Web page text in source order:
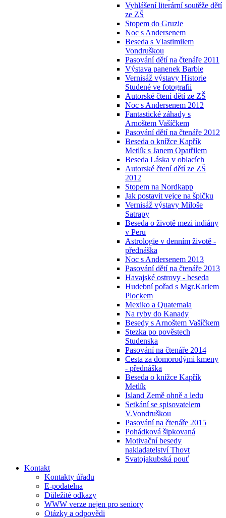
Vyhlášení literární soutěže dětí
ze ZŠ
Stopem do Gruzie
Noc s Andersenem
Beseda s Vlastimilem
Vondruškou
Pasování dětí na čtenáře 2011
Výstava panenek Barbie
Vernisáž výstavy Historie
Studené ve fotografii
Autorské čtení dětí ze ZŠ
Noc s Andersenem 2012
Fantastické záhady s
Arnoštem Vašíčkem
Pasování dětí na čtenáře 2012
Beseda o knížce Kapřík
Metlík s Janem Opatřilem
Beseda Láska v oblacích
Autorské čtení dětí ze ZŠ
2012
Stopem na Nordkapp
Jak postavit vejce na špičku
Vernisáž výstavy Miloše
Satrapy
Beseda o životě mezi indiány
v Peru
Astrologie v denním životě -
přednáška
Noc s Andersenem 2013
Pasování dětí na čtenáře 2013
Havajské ostrovy - beseda
Hudební pořad s Mgr.Karlem
Plockem
Mexiko a Quatemala
Na ryby do Kanady
Besedy s Arnoštem Vašíčkem
Stezka po pověstech
Studenska
Pasování na čtenáře 2014
Cesta za domorodými kmeny
- přednáška
Beseda o knížce Kapřík
Metlík
Island Země ohně a ledu
Setkání se spisovatelem
V.Vondruškou
Pasování na čtenáře 2015
Pohádková šipkovaná
Motivační besedy
nakladatelství Thovt
Svatojakubská pouť
Kontakt
Kontakty úřadu
E-podatelna
Důležité odkazy
WWW verze nejen pro seniory
Otázky a odpovědi